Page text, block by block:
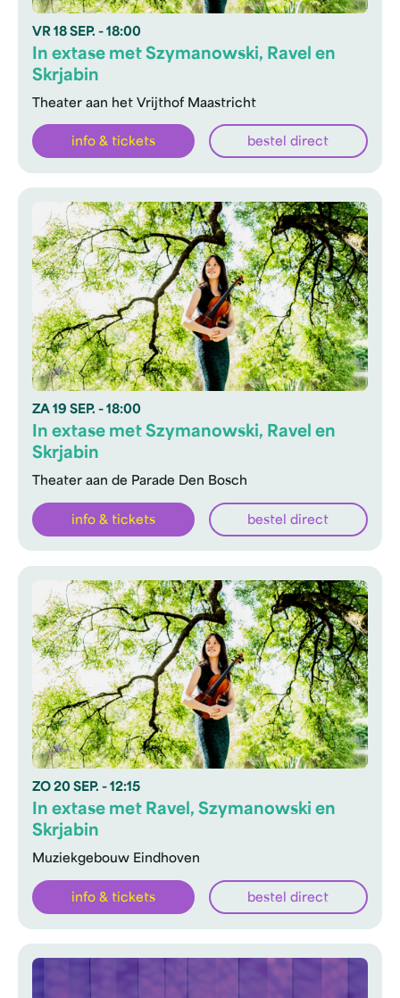
VR 18 SEP. - 18:00
Theater aan het Vrijthof Maastricht
In extase met Szymanowski, Ravel en
Skrjabin
info & tickets bestel direct
ZA 19 SEP. - 18:00
Theater aan de Parade Den Bosch
In extase met Szymanowski, Ravel en
Skrjabin
info & tickets bestel direct
ZO 20 SEP. - 12:15
Muziekgebouw Eindhoven
In extase met Ravel, Szymanowski en
Skrjabin
info & tickets bestel direct